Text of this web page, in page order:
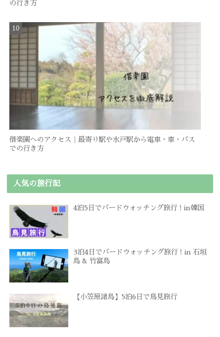
の行き方
偕楽園へのアクセス｜最寄り駅や水戸駅から電車・車・バス
での行き方
人気の旅行記
4泊5日でバードウォッチング旅行 ! in韓国
3泊4日でバードウォッチング旅行 ! in 石垣
島 & 竹富島
【小笠原諸島】5泊6日で鳥見旅行